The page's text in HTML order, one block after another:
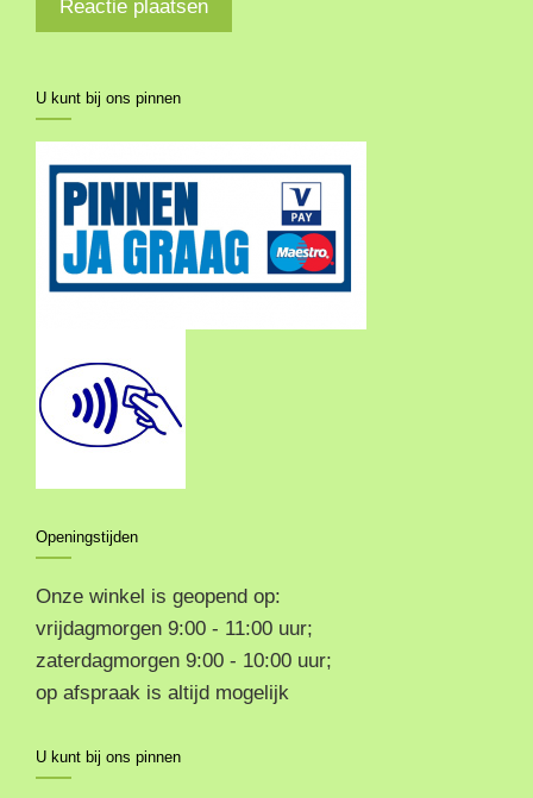
U kunt bij ons pinnen
Openingstijden
Onze winkel is geopend op:
vrijdagmorgen 9:00 - 11:00 uur;
zaterdagmorgen 9:00 - 10:00 uur;
op afspraak is altijd mogelijk
U kunt bij ons pinnen